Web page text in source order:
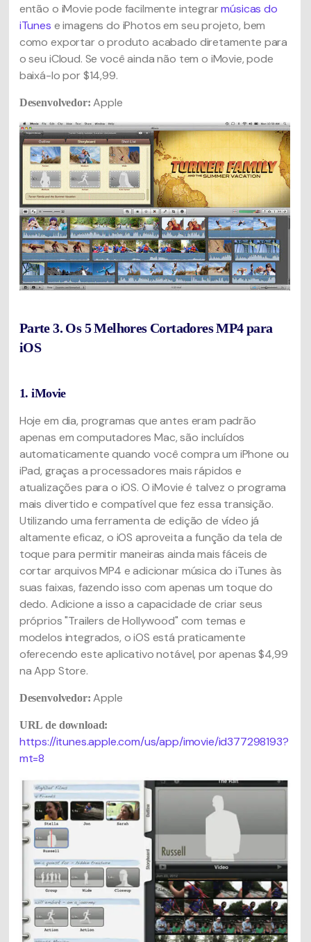
então o iMovie pode facilmente integrarmúsicas do
iTunes e imagens do iPhotos em seu projeto, bem
como exportar o produto acabado diretamente para
o seu iCloud. Se você ainda não tem o iMovie, pode
baixá-lo por $14,99.
Desenvolvedor: Apple
Parte 3. Os 5 Melhores Cortadores MP4 para
iOS
1. iMovie
Hoje em dia, programas que antes eram padrão
apenas em computadores Mac, são incluídos
automaticamente quando você compra um iPhone ou
iPad, graças a processadores mais rápidos e
atualizações para o iOS. O iMovie é talvez o programa
mais divertido e compatível que fez essa transição.
Utilizando uma ferramenta de edição de vídeo já
altamente eficaz, o iOS aproveita a função da tela de
toque para permitir maneiras ainda mais fáceis de
cortar arquivos MP4 e adicionar música do iTunes às
suas faixas, fazendo isso com apenas um toque do
dedo. Adicione a isso a capacidade de criar seus
próprios "Trailers de Hollywood" com temas e
modelos integrados, o iOS está praticamente
oferecendo este aplicativo notável, por apenas $4,99
na App Store.
Desenvolvedor: Apple
URL de download:
https://itunes.apple.com/us/app/imovie/id377298193?
mt=8